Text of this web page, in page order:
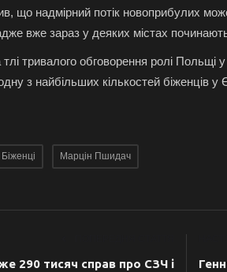
що надмірний потік новоприбулих
вже зараз у деяких містах
тривалого обговорення ролі Польщі у
з найбільших кількостей біженців у
Біженці Марцін Пшидач
290 тисяч справ про СЗЧ і